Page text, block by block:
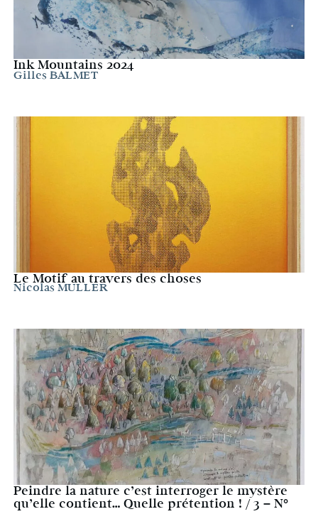
Ink Mountains 2024
Gilles BALMET
Le Motif au travers des choses
Nicolas MULLER
Peindre la nature c’est interroger le mystère
qu’elle contient… Quelle prétention ! / 3 – N°